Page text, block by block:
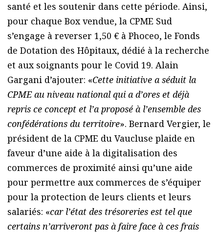
santé et les soutenir dans cette période. Ainsi,
pour chaque Box vendue, la CPME Sud
s’engage à reverser 1,50 € à Phoceo, le Fonds
de Dotation des Hôpitaux, dédié à la recherche
et aux soignants pour le Covid 19. Alain
Gargani d’ajouter: «Cette initiative a séduit la
CPME au niveau national qui a d’ores et déjà
repris ce concept et l’a proposé à l’ensemble des
confédérations du territoire». Bernard Vergier, le
président de la CPME du Vaucluse plaide en
faveur d’une aide à la digitalisation des
commerces de proximité ainsi qu’une aide
pour permettre aux commerces de s’équiper
pour la protection de leurs clients et leurs
salariés: «car l’état des trésoreries est tel que
certains n’arriveront pas à faire face à ces frais